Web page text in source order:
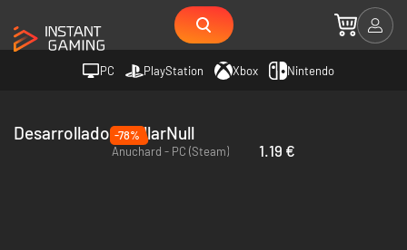
PC PlayStation Xbox Nintendo
Desarrollador stellarNull
-78%
Anuchard - PC (Steam)
1.19 €